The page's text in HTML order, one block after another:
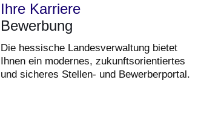
Ihre Karriere
Bewerbung
Die hessische Landesverwaltung bietet
Ihnen ein modernes, zukunftsorientiertes
und sicheres Stellen- und Bewerberportal.